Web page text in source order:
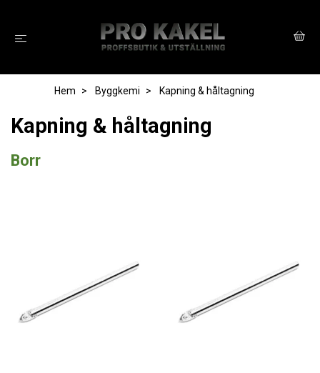
Hem Byggkemi Kapning & håltagning
Kapning & håltagning
Borr